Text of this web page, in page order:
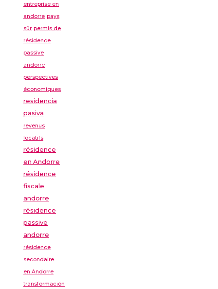
entreprise en
andorre pays
sûr permis de
résidence
passive
andorre
perspectives
économiques
residencia
pasiva
revenus
locatifs
résidence
en Andorre
résidence
fiscale
andorre
résidence
passive
andorre
résidence
secondaire
en Andorre
transformación